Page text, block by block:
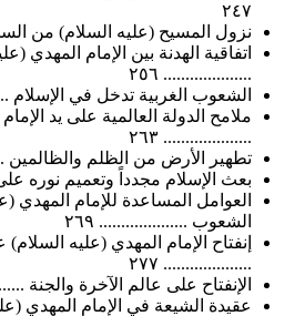
نزول المسيح (عليه السلام) من السماء
اتفاقية الهدنة بين الإمام المهدي (عليه
.................... ٢٥٦
الشعوب الغربية تدخل في الإسلام
ملامح الدولة العالمية على يد الإمام
.................... ٢٦٣
تطهير الأرض من الظلم والظالمين
بعث الإسلام مجدداً وتعميم نوره على
العوامل المساعدة للإمام المهدي (عليه
الشعوب .................... ٢٦٩
إنفتاح الإمام المهدي (عليه السلام) على
.................... ٢٧٧
الإنفتاح على عالم الآخرة والجنة
عقيدة الشيعة في الإمام المهدي (عليه